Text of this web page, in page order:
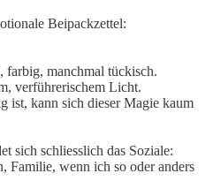
Beipackzettel:
farbig, manchmal tückisch.
verführerischem Licht.
ist, kann sich dieser Magie kaum
sich schliesslich das Soziale:
Familie, wenn ich so oder anders